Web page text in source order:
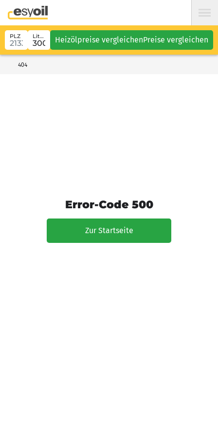
PLZ Liter Heizölpreise vergleichenPreise vergleichen
404
Error-Code 500
Zur Startseite